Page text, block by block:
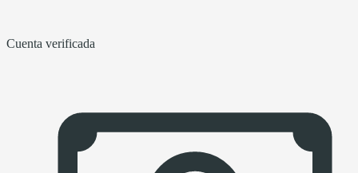
Cuenta verificada